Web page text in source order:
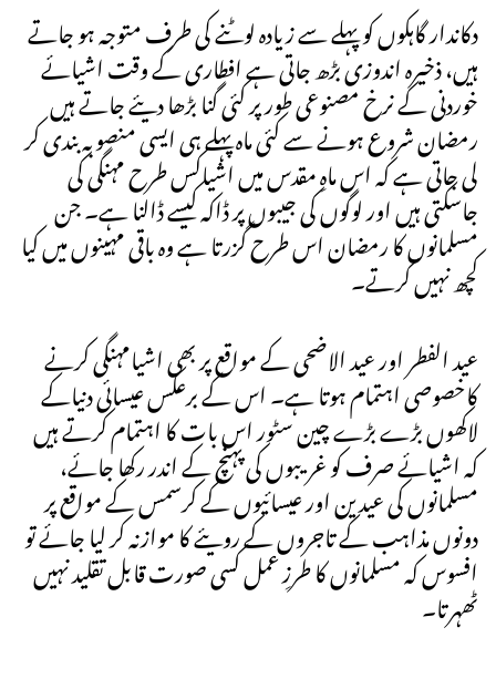
دکاندار گاہکوں کو پہلے سے زیادہ لوٹنے کی طرف متوجہ ہو جاتے
ہیں، ذخیرہ اندوزی بڑھ جاتی ہے افطاری کے وقت اشیائے
خوردنی کے نرخ مصنوعی طور پر کئی گنا بڑھا دیئے جاتے ہیں
رمضان شروع ہونے سے کئی ماہ پہلے ہی ایسی منصوبہ بندی کر
لی جاتی ہے کہ اس ماہِ مقدس میں اشیاکس طرح مہنگی کی
جاسکتی ہیں اور لوگوں کی جیبوں پر ڈاکہ کیسے ڈالنا ہے۔ جن
مسلمانوں کا رمضان اس طرح گزرتا ہے وہ باقی مہینوں میں کیا
کچھ نہیں کرتے۔
عید الفطر اور عید الاضحی کے مواقع پر بھی اشیامہنگی کرنے
کاخصوصی اہتمام ہوتا ہے۔ اس کے برعکس عیسائی دنیاکے
لاکھوں بڑے بڑے چین سٹور اس بات کا اہتمام کرتے ہیں
کہ اشیائے صرف کو غریبوں کی پہنچ کے اندر رکھا جائے،
مسلمانوں کی عیدین اور عیسائیوں کے کرسمس کے مواقع پر
دونوں مذاہب کے تاجروں کے رویئے کا موازنہ کر لیا جائے تو
افسوس کہ مسلمانوں کا طرزِ عمل کسی صورت قابل تقلید نہیں
ٹھہرتا۔